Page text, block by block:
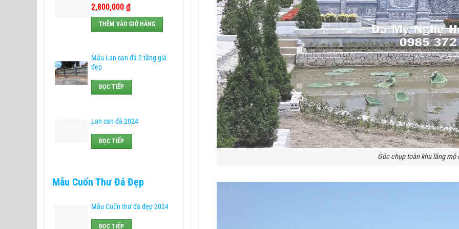
2,800,000₫
THÊM VÀO GIỎ HÀNG
Mẫu Lan can đá 2 tầng giá
đẹp
ĐỌC TIẾP
Lan can đá 2024
ĐỌC TIẾP
Mẫu Cuốn Thư Đá Đẹp
Mẫu Cuốn thư đá đẹp 2024
ĐỌC TIẾP
Góc chụp toàn khu lăng mộ